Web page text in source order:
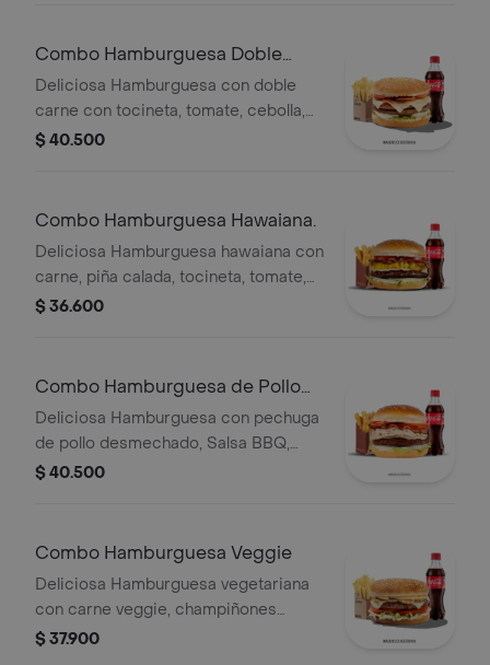
Combo Hamburguesa Doble
Carne
Deliciosa Hamburguesa con doble
carne con tocineta, tomate, cebolla,
salsa BBQ y queso con papas
$ 40.500
Combo Hamburguesa Hawaiana.
Deliciosa Hamburguesa hawaiana con
carne, piña calada, tocineta, tomate,
cebolla y queso con papas medianas
$ 36.600
Combo Hamburguesa de Pollo
Desmechado.
Deliciosa Hamburguesa con pechuga
de pollo desmechado, Salsa BBQ,
tocineta y queso mozarella con papas
$ 40.500
Combo Hamburguesa Veggie
Deliciosa Hamburguesa vegetariana
con carne veggie, champiñones
frescos, Queso Mozzarella, Salsa de
$ 37.900